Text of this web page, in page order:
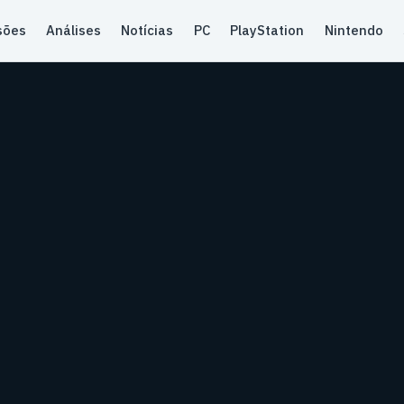
Análises Notícias PC PlayStation Nintendo